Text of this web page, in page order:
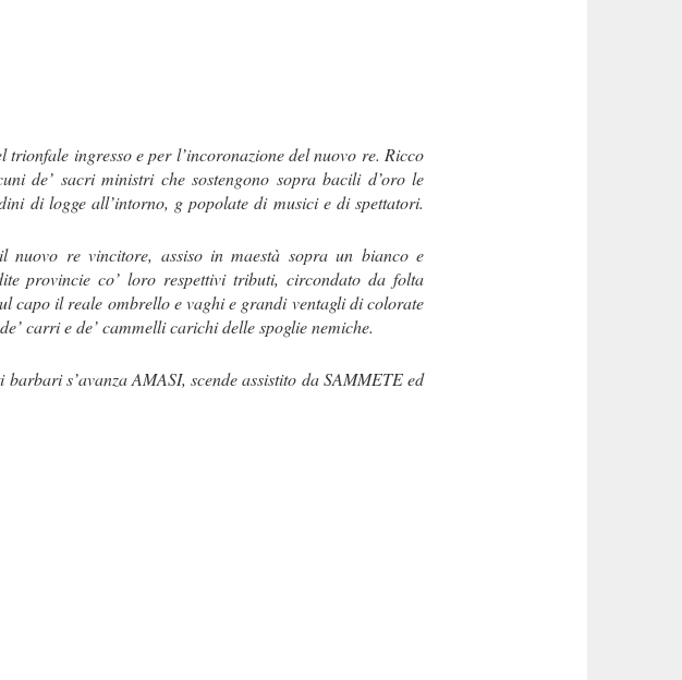
ingresso e per l’incoronazione del nuovo re. Ricco
de’ sacri ministri che sostengono sopra bacili d’oro le
di logge all’intorno, g popolate di musici e di spettatori.
nuovo re vincitore, assiso in maestà sopra un bianco e
provincie co’ loro respettivi tributi, circondato da folta
capo il reale ombrello e vaghi e grandi ventagli di colorate
carri e de’ cammelli carichi delle spoglie nemiche.
s’avanza AMASI, scende assistito da SAMMETE ed